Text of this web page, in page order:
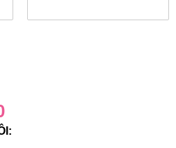
hồi và tự tối ưu hóa trong